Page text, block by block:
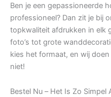
Ben je een gepassioneerde
professioneel? Dan zit je bij
topkwaliteit afdrukken in elk
foto’s tot grote
kies het formaat, en wij
niet!
Bestel Nu – Het Is Zo Simpel